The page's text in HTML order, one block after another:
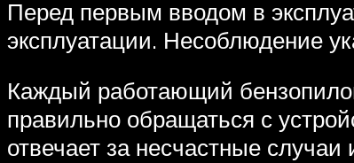
Перед первым вводом в
эксплуатации. Несоблюдение
Каждый работающий
правильно обращаться с
отвечает за несчастные